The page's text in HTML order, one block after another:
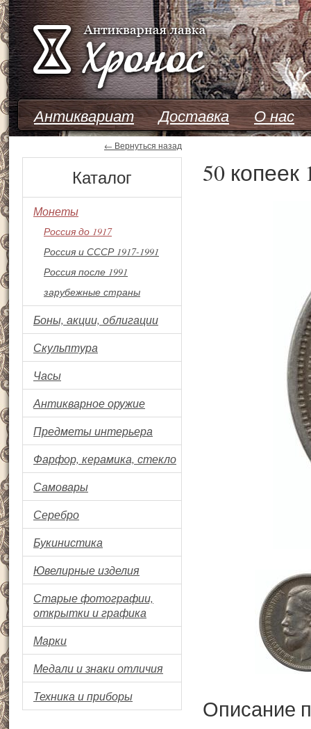
Перейти к основному содержанию
Антиквариат Доставка О нас
← Вернуться назад
Каталог
Монеты
Россия до 1917
Россия и СССР 1917-1991
Россия после 1991
зарубежные страны
Боны, акции, облигации
Скульптура
Часы
Антикварное оружие
Предметы интерьера
Фарфор, керамика, стекло
Самовары
Серебро
Букинистика
Ювелирные изделия
Старые фотографии,
открытки и графика
Марки
Медали и знаки отличия
Техника и приборы
50 копеек
Описание